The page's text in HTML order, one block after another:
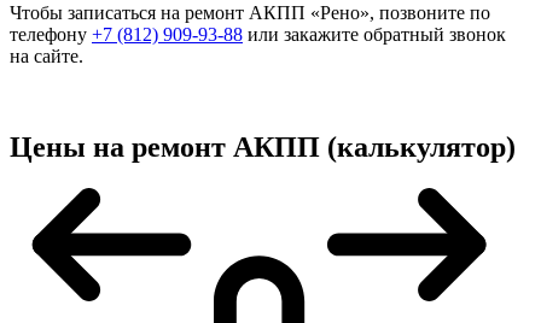
Чтобы записаться на ремонт АКПП «Рено», позвоните по
телефону +7 (812) 909-93-88 или закажите обратный звонок
на сайте.
Цены на ремонт АКПП (калькулятор)